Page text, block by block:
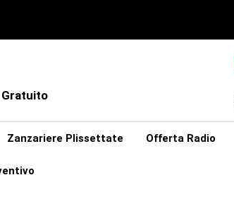
Zanzariere Plissettate Offerta Radio